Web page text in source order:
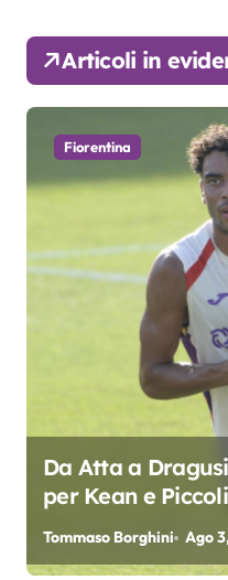
Articoli in
Fiorentina
Da Atta a
per Kean e
oscar del
Tommaso Borghini Ago